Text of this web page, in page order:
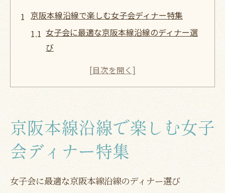
京阪本線沿線で楽しむ女子会ディナー特集
女子会に最適な京阪本線沿線のディナー選
び
駅近ディナーで叶える女子会の新定番ポイ
アクセス抜群な女子会向けディナーの魅力
京阪本線で話題のディナー女子会おすすめ
特集
京阪本線沿線で楽しむ女子
会ディナー特集
女子会に最適な京阪本線沿線のディナー選び